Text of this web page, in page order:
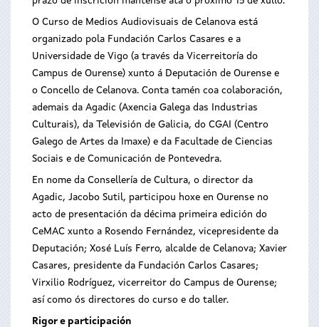
O Curso de Medios Audiovisuais de Celanova está
organizado pola Fundación Carlos Casares e a
Universidade de Vigo (a través da Vicerreitoría do
Campus de Ourense) xunto á Deputación de Ourense e
o Concello de Celanova. Conta tamén coa colaboración,
ademais da Agadic (Axencia Galega das Industrias
Culturais), da Televisión de Galicia, do CGAI (Centro
Galego de Artes da Imaxe) e da Facultade de Ciencias
Sociais e de Comunicación de Pontevedra.
En nome da Consellería de Cultura, o director da
Agadic, Jacobo Sutil, participou hoxe en Ourense no
acto de presentación da décima primeira edición do
CeMAC xunto a Rosendo Fernández, vicepresidente da
Deputación; Xosé Luís Ferro, alcalde de Celanova; Xavier
Casares, presidente da Fundación Carlos Casares;
Virxilio Rodríguez, vicerreitor do Campus de Ourense;
así como ós directores do curso e do taller.
Rigor e participación